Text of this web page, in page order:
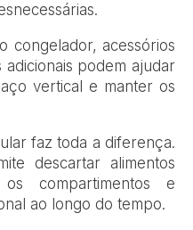
congelador, acessórios
podem ajudar
vertical e manter os
faz toda a diferença.
descartar alimentos
os compartimentos e
ao longo do tempo.